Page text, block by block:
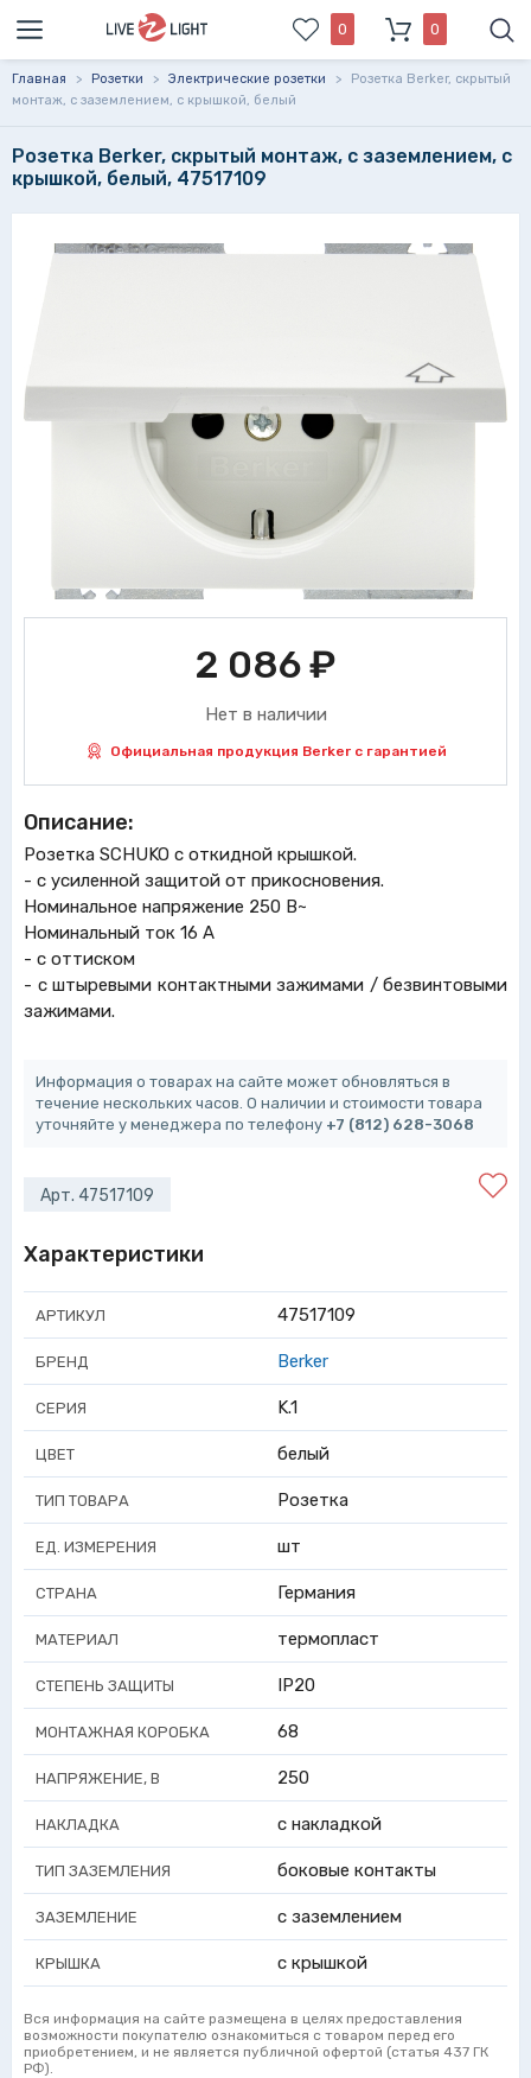
0 0
Главная > Розетки > Электрические розетки >
Розетка Berker, скрытый
монтаж, с заземлением, с крышкой, белый
Розетка Berker, скрытый монтаж, с заземлением, с
крышкой, белый, 47517109
2 086₽
Нет в наличии
Официальная продукция Berker с гарантией
Описание:
Розетка SCHUKO с откидной крышкой.
- с усиленной защитой от прикосновения.
Номинальное напряжение 250 В~
Номинальный ток 16 A
- с оттиском
- с штыревыми контактными зажимами / безвинтовыми
зажимами.
Информация о товарах на сайте может обновляться в
течение нескольких часов. О наличии и стоимости товара
уточняйте у менеджера по телефону +7 (812) 628-3068
Арт. 47517109
Характеристики
АРТИКУЛ 47517109
БРЕНД Berker
СЕРИЯ K.1
ЦВЕТ белый
ТИП ТОВАРА Розетка
ЕД. ИЗМЕРЕНИЯ шт
СТРАНА Германия
МАТЕРИАЛ термопласт
СТЕПЕНЬ ЗАЩИТЫ IP20
МОНТАЖНАЯ КОРОБКА 68
НАПРЯЖЕНИЕ, В 250
НАКЛАДКА с накладкой
ТИП ЗАЗЕМЛЕНИЯ боковые контакты
ЗАЗЕМЛЕНИЕ с заземлением
КРЫШКА с крышкой
Вся информация на сайте размещена в целях предоставления
возможности покупателю ознакомиться с товаром перед его
приобретением, и не является публичной офертой (статья 437 ГК
РФ).